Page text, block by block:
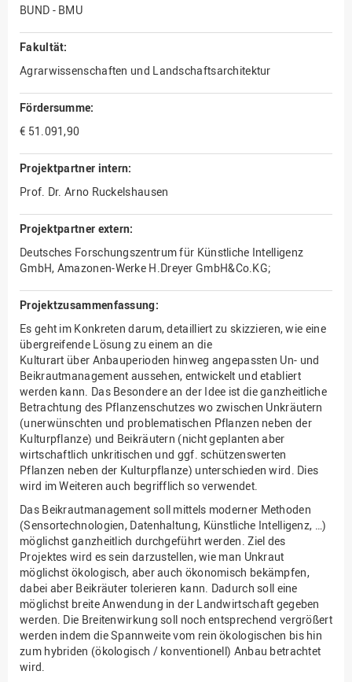
BUND - BMU
Fakultät:
Agrarwissenschaften und Landschaftsarchitektur
Fördersumme:
€ 51.091,90
Projektpartner intern:
Prof. Dr. Arno Ruckelshausen
Projektpartner extern:
Deutsches Forschungszentrum für Künstliche Intelligenz
GmbH, Amazonen-Werke H.Dreyer GmbH&Co.KG;
Projektzusammenfassung:
Es geht im Konkreten darum, detailliert zu skizzieren, wie eine
übergreifende Lösung zu einem an die
Kulturart über Anbauperioden hinweg angepassten Un- und
Beikrautmanagement aussehen, entwickelt und etabliert
werden kann. Das Besondere an der Idee ist die ganzheitliche
Betrachtung des Pflanzenschutzes wo zwischen Unkräutern
(unerwünschten und problematischen Pflanzen neben der
Kulturpflanze) und Beikräutern (nicht geplanten aber
wirtschaftlich unkritischen und ggf. schützenswerten
Pflanzen neben der Kulturpflanze) unterschieden wird. Dies
wird im Weiteren auch begrifflich so verwendet.
Das Beikrautmanagement soll mittels moderner Methoden
(Sensortechnologien, Datenhaltung, Künstliche Intelligenz, …)
möglichst ganzheitlich durchgeführt werden. Ziel des
Projektes wird es sein darzustellen, wie man Unkraut
möglichst ökologisch, aber auch ökonomisch bekämpfen,
dabei aber Beikräuter tolerieren kann. Dadurch soll eine
möglichst breite Anwendung in der Landwirtschaft gegeben
werden. Die Breitenwirkung soll noch entsprechend vergrößert
werden indem die Spannweite vom rein ökologischen bis hin
zum hybriden (ökologisch / konventionell) Anbau betrachtet
wird.